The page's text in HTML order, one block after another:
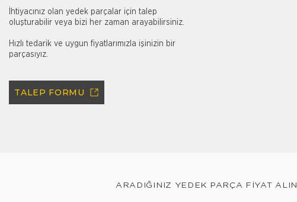
İhtiyacınız olan yedek parçalar için talep
oluşturabilir veya bizi her zaman arayabilirsiniz.
Hızlı tedarik ve uygun fiyatlarımızla işinizin bir
parçasıyız.
TALEP FORMU
ARADIĞINIZ YEDEK PARÇA FİYAT ALIN